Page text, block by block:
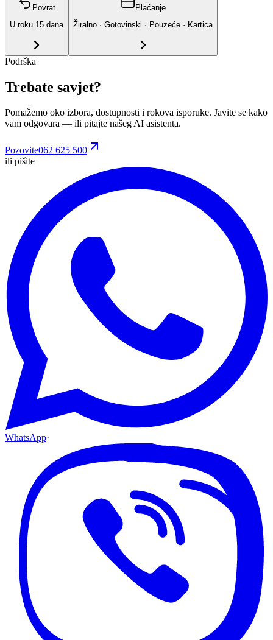
Povrat
U roku 15 dana
Plaćanje
Žiralno · Gotovinski · Pouzeće · Kartica
Podrška
Trebate savjet?
Pomažemo oko izbora, dostupnosti i rokova isporuke. Javite se kako
vam odgovara — ili pitajte našeg AI asistenta.
Pozovite062 625 500
ili pišite
WhatsApp·